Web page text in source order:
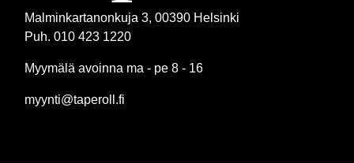
Malminkartanonkuja 3, 00390 Helsinki
Puh. 010 423 1220
Myymälä avoinna ma - pe 8 - 16
myynti@taperoll.fi